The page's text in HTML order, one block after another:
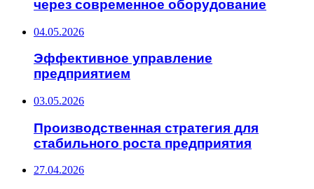
через современное оборудование
04.05.2026
Эффективное управление
предприятием
03.05.2026
Производственная стратегия для
стабильного роста предприятия
27.04.2026